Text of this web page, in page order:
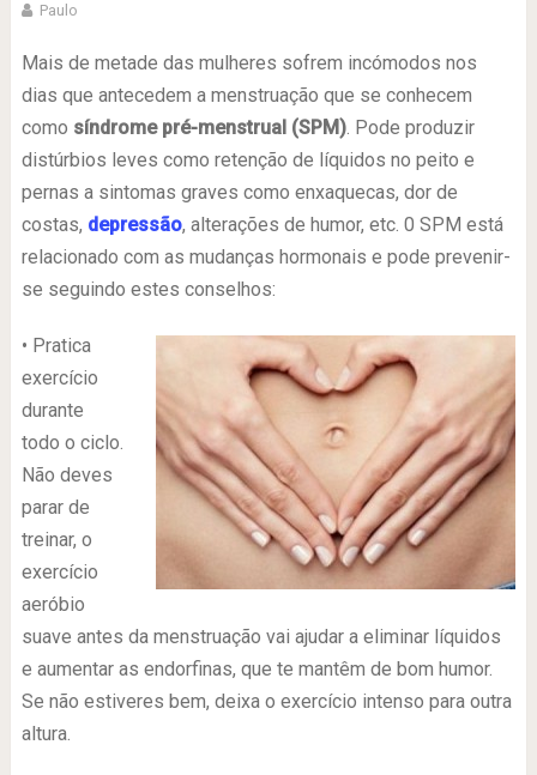
Paulo
Mais de metade das mulheres sofrem incómodos nos
dias que antecedem a menstruação que se conhecem
como síndrome pré-menstrual (SPM). Pode produzir
distúrbios leves como retenção de líquidos no peito e
pernas a sintomas graves como enxaquecas, dor de
costas, depressão, alterações de humor, etc. 0 SPM está
relacionado com as mudanças hormonais e pode prevenir-
se seguindo estes conselhos:
• Pratica
exercício
durante
todo o ciclo.
Não deves
parar de
treinar, o
exercício
aeróbio
suave antes da menstruação vai ajudar a eliminar líquidos
e aumentar as endorfinas, que te mantêm de bom humor.
Se não estiveres bem, deixa o exercício intenso para outra
altura.